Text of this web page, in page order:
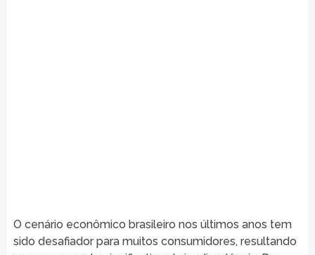
O cenário econômico brasileiro nos últimos anos tem
sido desafiador para muitos consumidores, resultando